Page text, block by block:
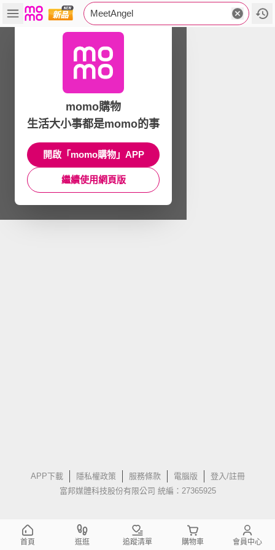
MeetAngel
APP下載 隱私權政策 服務條款 電腦版
登入/註冊
富邦媒體科技股份有限公司 統編：27365925
momo購物
生活大小事都是momo的事
開啟「momo購物」APP
繼續使用網頁版
首頁 逛逛 追蹤清單 購物車 會員中心